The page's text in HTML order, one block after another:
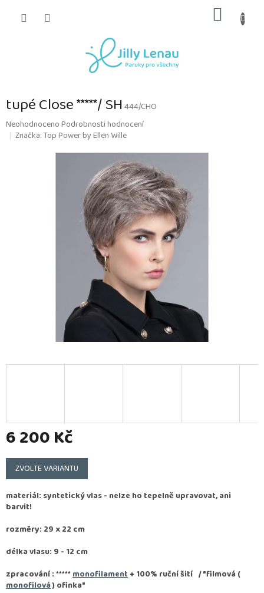
KOŠÍK
tupé Close *****/ SH444/CHO
Průměrné
hodnocení
NeohodnocenoPodrobnosti hodnocení
Značka:Top Power by Ellen Wille
6 200 Kč
Měrná
cena:
ZVOLTE VARIANTU
materiál: syntetický vlas - nelze ho tepelně upravovat, ani
barvit!
rozměry: 29 x 22 cm
délka vlasu: 9 - 12 cm
zpracování :*****monofilament+ 100% ruční šití / "filmová (
monofilová) ofinka"